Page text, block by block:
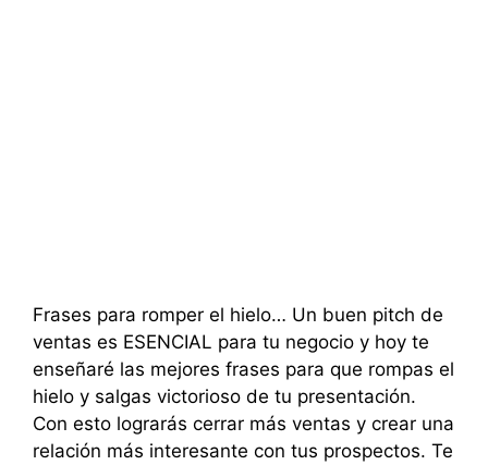
Frases para romper el hielo… Un buen pitch de
ventas es ESENCIAL para tu negocio y hoy te
enseñaré las mejores frases para que rompas el
hielo y salgas victorioso de tu presentación.
Con esto lograrás cerrar más ventas y crear una
relación más interesante con tus prospectos. Te